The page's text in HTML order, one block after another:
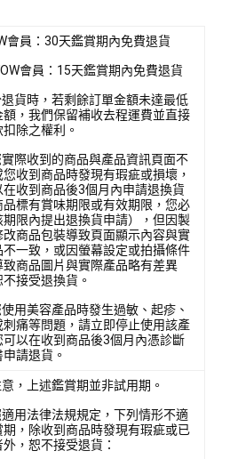
會員：30天鑑賞期內免費退貨
會員：15天鑑賞期內免費退貨
貨時，若剩餘訂單金額未達最低
額，我們保留補收去程運費並直接
除之權利。
際收到的商品與產品資訊頁面不
收到商品時發現有瑕疵或損壞，
在收到商品後3個月內申請退換貨
品標有賞味期限或有效期限，您必
期限內提出退換貨申請），但因製
改商品包裝導致頁面顯示內容與實
不一致，或因螢幕設定或拍攝條件
致商品圖片與實際產品略有差異
接受退換貨。
用美容產品時發生過敏、起疹、
刺痛等問題，請立即停止使用該產
可以在收到商品後3個月內憑診斷
請退貨。
，上述鑑賞期並非試用期。
用法律法規規定，下列情形不適
期，除收到商品時發現有瑕疵或已
，恕不接受退貨：